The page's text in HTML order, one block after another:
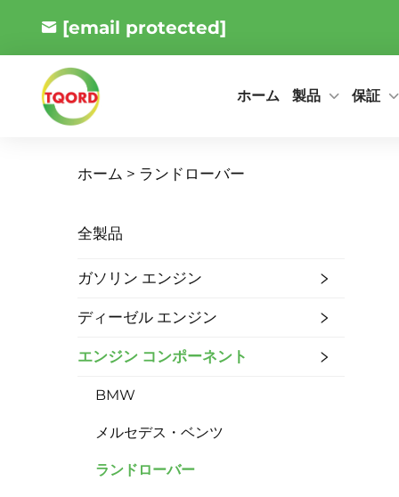
[email protected]
ホーム 製品 保証
ホーム > ランドローバー
全製品
ガソリン エンジン
ディーゼル エンジン
エンジン コンポーネント
BMW
メルセデス・ベンツ
ランドローバー